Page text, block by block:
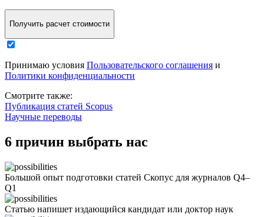
Получить расчет стоимости
Принимаю условия Пользовательского соглашения и
Политики конфиденциальности
Смотрите также:
Публикация статей Scopus
Научные переводы
6 причин выбрать нас
Большой опыт подготовки статей Скопус для журналов Q4–
Q1
Статью напишет издающийся кандидат или доктор наук